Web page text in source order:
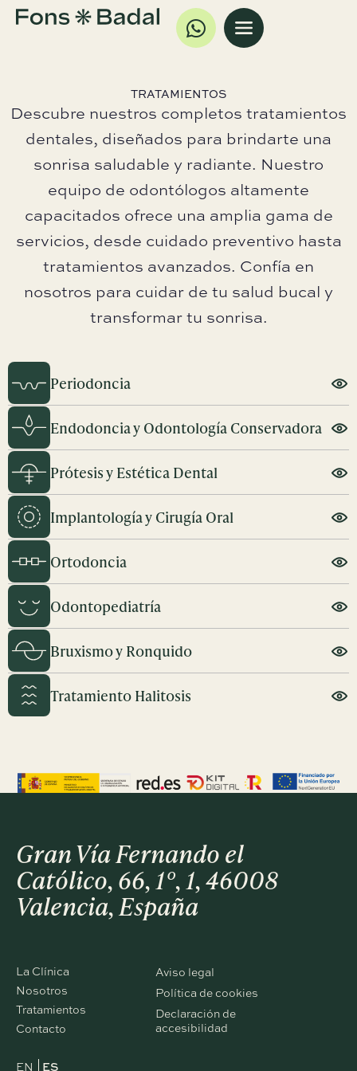
TRATAMIENTOS
Descubre nuestros completos tratamientos
dentales, diseñados para brindarte una
sonrisa saludable y radiante. Nuestro
equipo de odontólogos altamente
capacitados ofrece una amplia gama de
servicios, desde cuidado preventivo hasta
tratamientos avanzados. Confía en
nosotros para cuidar de tu salud bucal y
transformar tu sonrisa.
Periodoncia
Endodoncia y Odontología Conservadora
Prótesis y Estética Dental
Implantología y Cirugía Oral
Ortodoncia
Odontopediatría
Bruxismo y Ronquido
Tratamiento Halitosis
Gran Vía Fernando el
Católico, 66, 1º, 1, 46008
Valencia, España
La Clínica
Nosotros
Tratamientos
Contacto
Aviso legal
Política de cookies
Declaración de
accesibilidad
EN ES